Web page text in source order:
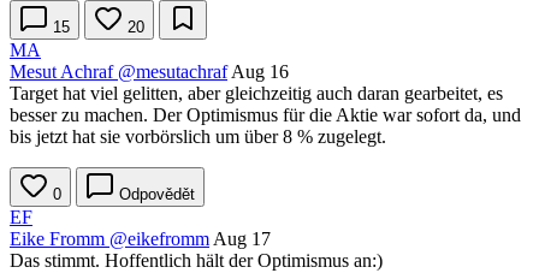
15 20
MA
Mesut Achraf @mesutachraf Aug 16
Target hat viel gelitten, aber gleichzeitig auch daran gearbeitet, es
besser zu machen. Der Optimismus für die Aktie war sofort da, und
bis jetzt hat sie vorbörslich um über 8 % zugelegt.
0 Odpovědět
EF
Eike Fromm @eikefromm Aug 17
Das stimmt. Hoffentlich hält der Optimismus an:)